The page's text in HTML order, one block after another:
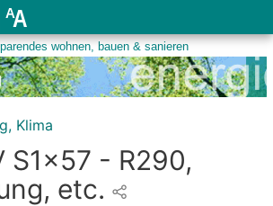
Klima
S1x57 - R290,
etc.